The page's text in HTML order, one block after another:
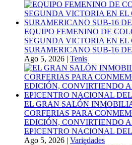
EQUIPO FEMENINO DE
SEGUNDA VICTORIA EN EL
SURAMERICANO SUB-16
Ago 5, 2026 | Tenis
EL GRAN SALÓN
CORFERIAS PARA
EDICIÓN, CONVIRTIENDO
EPICENTRO NACIONAL
Ago 5, 2026 | Variedades